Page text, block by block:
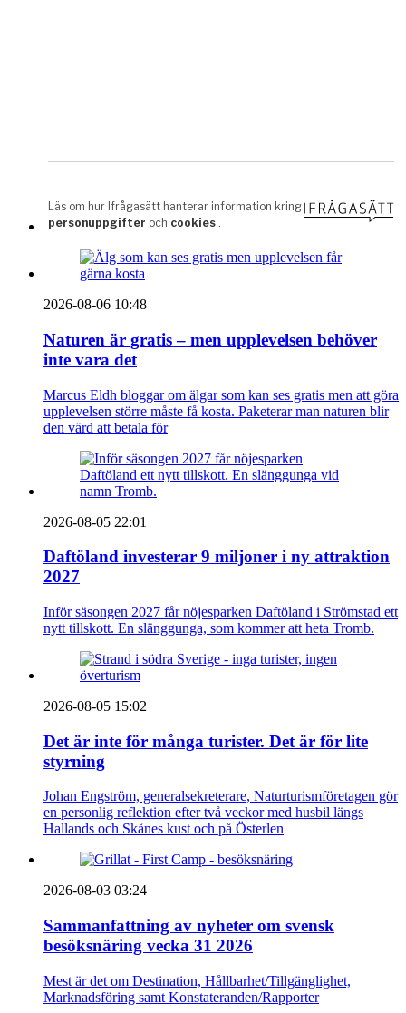
2026-08-06 10:48
Naturen är gratis – men upplevelsen behöver
inte vara det
Marcus Eldh bloggar om älgar som kan ses gratis men att göra
upplevelsen större måste få kosta. Paketerar man naturen blir
den värd att betala för
2026-08-05 22:01
Daftöland investerar 9 miljoner i ny attraktion
2027
Inför säsongen 2027 får nöjesparken Daftöland i Strömstad ett
nytt tillskott. En slänggunga, som kommer att heta Tromb.
2026-08-05 15:02
Det är inte för många turister. Det är för lite
styrning
Johan Engström, generalsekreterare, Naturturismföretagen gör
en personlig reflektion efter två veckor med husbil längs
Hallands och Skånes kust och på Österlen
2026-08-03 03:24
Sammanfattning av nyheter om svensk
besöksnäring vecka 31 2026
Mest är det om Destination, Hållbarhet/Tillgänglighet,
Marknadsföring samt Konstateranden/Rapporter